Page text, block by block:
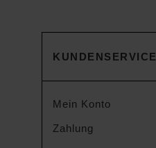
KUNDENSERVICE
Mein Konto
Zahlung